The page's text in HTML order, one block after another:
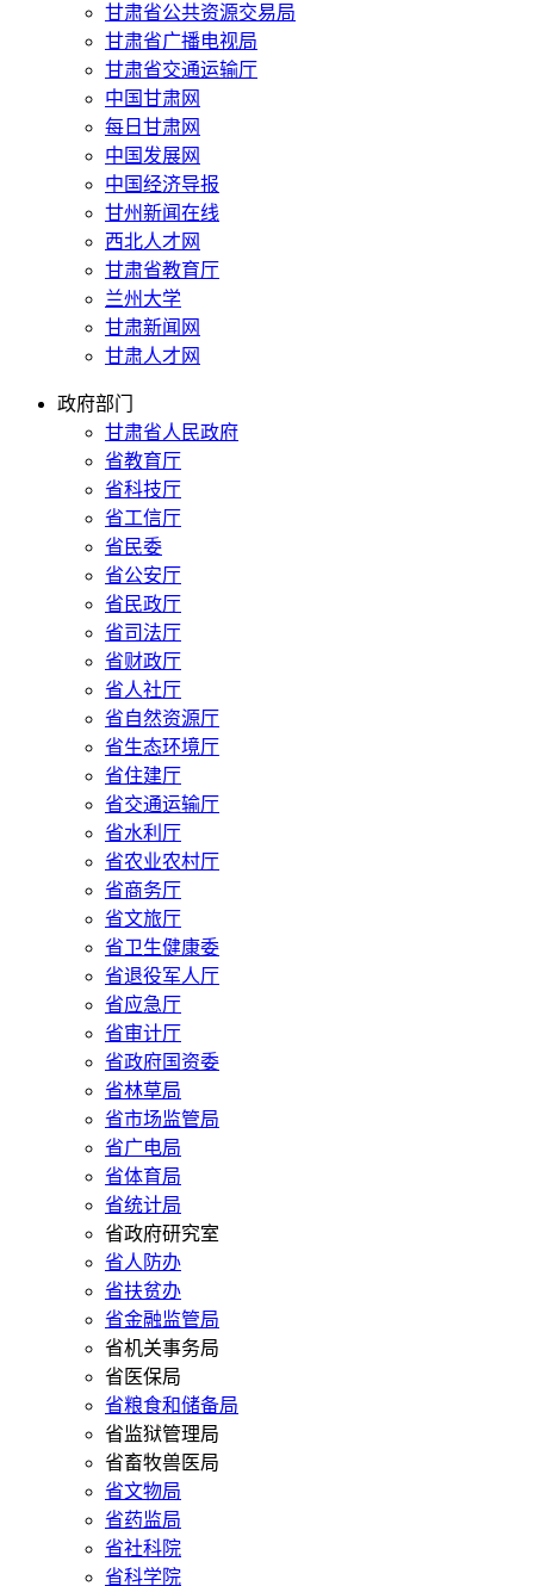
甘肃省公共资源交易局
甘肃省广播电视局
甘肃省交通运输厅
中国甘肃网
每日甘肃网
中国发展网
中国经济导报
甘州新闻在线
西北人才网
甘肃省教育厅
兰州大学
甘肃新闻网
甘肃人才网
政府部门
甘肃省人民政府
省教育厅
省科技厅
省工信厅
省民委
省公安厅
省民政厅
省司法厅
省财政厅
省人社厅
省自然资源厅
省生态环境厅
省住建厅
省交通运输厅
省水利厅
省农业农村厅
省商务厅
省文旅厅
省卫生健康委
省退役军人厅
省应急厅
省审计厅
省政府国资委
省林草局
省市场监管局
省广电局
省体育局
省统计局
省政府研究室
省人防办
省扶贫办
省金融监管局
省机关事务局
省医保局
省粮食和储备局
省监狱管理局
省畜牧兽医局
省文物局
省药监局
省社科院
省科学院